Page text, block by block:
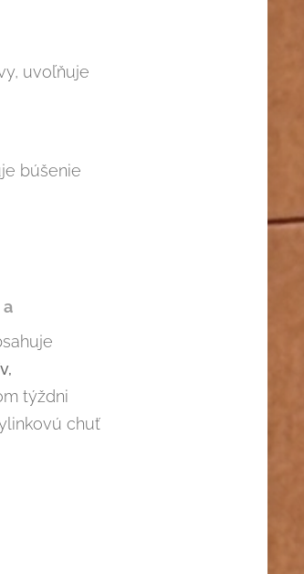
uvoľňuje
búšenie
týždni
chuť